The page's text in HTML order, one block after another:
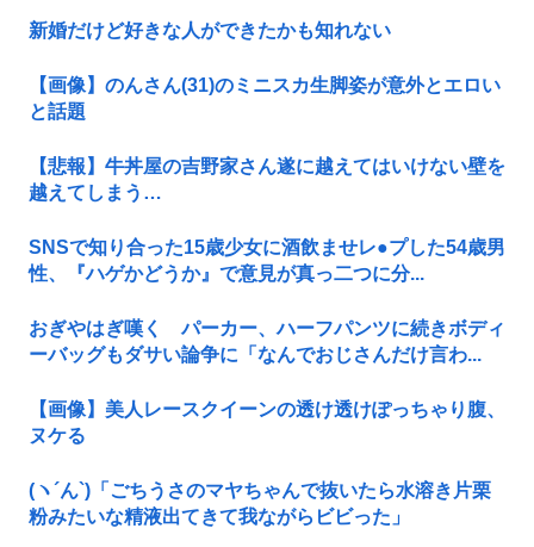
新婚だけど好きな人ができたかも知れない
【画像】のんさん(31)のミニスカ生脚姿が意外とエロい
と話題
【悲報】牛丼屋の吉野家さん遂に越えてはいけない壁を
越えてしまう…
SNSで知り合った15歳少女に酒飲ませレ●プした54歳男
性、『ハゲかどうか』で意見が真っ二つに分...
おぎやはぎ嘆く パーカー、ハーフパンツに続きボディ
ーバッグもダサい論争に「なんでおじさんだけ言わ...
【画像】美人レースクイーンの透け透けぽっちゃり腹、
ヌケる
(ヽ´ん`)「ごちうさのマヤちゃんで抜いたら水溶き片栗
粉みたいな精液出てきて我ながらビビった」